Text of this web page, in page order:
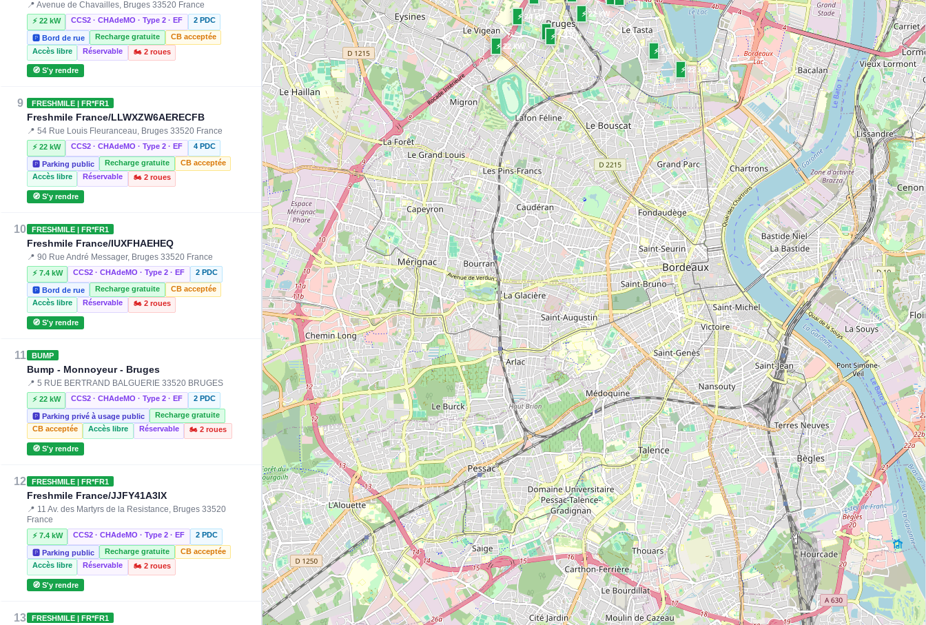
📍 Avenue de Chavailles, Bruges 33520 France
⚡ 22 kW CCS2 · CHAdeMO · Type 2 · EF 2 PDC
🅿️ Bord de rue Recharge gratuite
CB acceptée
Accès libre
Réservable 🏍️ 2 roues
🧭 S'y rendre
9 FRESHMILE | FR*FR1
Freshmile France/LLWXZW6AERECFB
📍 54 Rue Louis Fleuranceau, Bruges 33520 France
⚡ 22 kW CCS2 · CHAdeMO · Type 2 · EF 4 PDC
🅿️ Parking public Recharge gratuite
CB acceptée
Accès libre
Réservable 🏍️ 2 roues
🧭 S'y rendre
10 FRESHMILE | FR*FR1
Freshmile France/IUXFHAEHEQ
📍 90 Rue André Messager, Bruges 33520 France
⚡ 7.4 kW CCS2 · CHAdeMO · Type 2 · EF 2 PDC
🅿️ Bord de rue Recharge gratuite
CB acceptée
Accès libre
Réservable 🏍️ 2 roues
🧭 S'y rendre
11 BUMP
Bump - Monnoyeur - Bruges
📍 5 RUE BERTRAND BALGUERIE 33520 BRUGES
⚡ 22 kW CCS2 · CHAdeMO · Type 2 · EF 2 PDC
🅿️ Parking privé à usage public
Recharge gratuite
CB acceptée
Accès libre Réservable 🏍️ 2 roues
🧭 S'y rendre
12 FRESHMILE | FR*FR1
Freshmile France/JJFY41A3IX
📍 11 Av. des Martyrs de la Resistance, Bruges 33520
France
⚡ 7.4 kW CCS2 · CHAdeMO · Type 2 · EF 2 PDC
🅿️ Parking public Recharge gratuite
CB acceptée
Accès libre
Réservable 🏍️ 2 roues
🧭 S'y rendre
13 FRESHMILE | FR*FR1
⚡ 24 kW
⚡ 22 kW
⚡ 22 kW
⚡ 22 kW
⚡ 7.4 kW
⚡ 7.4 kW
⚡ 22 kW